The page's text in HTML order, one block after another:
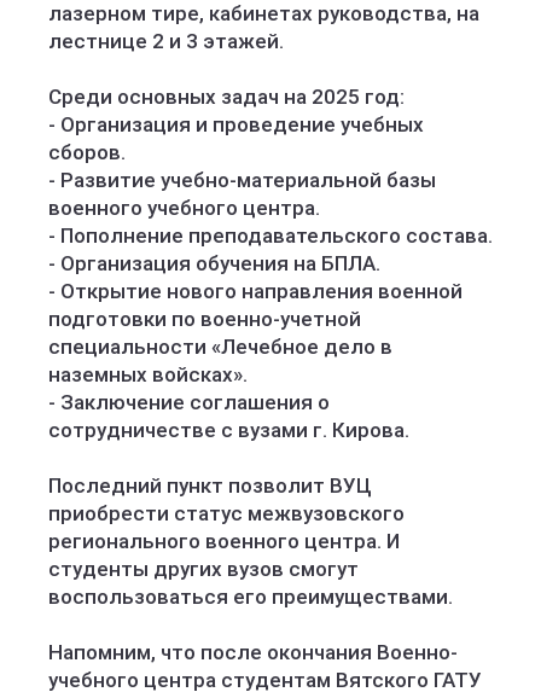
лазерном тире, кабинетах руководства, на
лестнице 2 и 3 этажей.
Среди основных задач на 2025 год:
- Организация и проведение учебных
сборов.
- Развитие учебно-материальной базы
военного учебного центра.
- Пополнение преподавательского состава.
- Организация обучения на БПЛА.
- Открытие нового направления военной
подготовки по военно-учетной
специальности «Лечебное дело в
наземных войсках».
- Заключение соглашения о
сотрудничестве с вузами г. Кирова.
Последний пункт позволит ВУЦ
приобрести статус межвузовского
регионального военного центра. И
студенты других вузов смогут
воспользоваться его преимуществами.
Напомним, что после окончания Военно-
учебного центра студентам Вятского ГАТУ